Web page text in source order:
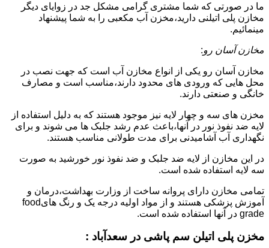
ما در صورتی که شما مشتری گرامی مشکل جد در زوایای دیگر
مخازن پلی اتیلنی دارید،مخزن آب مکعبی را به شما پیشنهاد
مینمائیم.
مخازن آسان رو:
مخازن آسان رو یکی از انواع مخازن آب است که جهت نصب در
محل هایی که ورودی های محدود دارند،مناسب است و مصارف
خانگی و صنعتی دارند.
مخزن های سه و چهار لایه نیز موجود هستند که به دلیل استفاده از
لایه ضد نفوذ نور در آنها،باعث عدم رشد جلبک ها می شوند و برای
نگهداری آب آشامیدنی برای مدت طولانی مناسب هستند.
در این مخازن از لایه ضد جلبک و ضد نفوذ نور خورشید به صورت
سه لایه استفاده شده است.
تمامی مخازن دارای پروانه ساخت از وزارت بهداشت،درمان و
آموزش پزشکی هستند و از مواد اولیه درجه یک و رنگ هایfood
grade در آنها استفاده شده است.
مخزن پلی اتیلن سم پاشی در سعدآباد :